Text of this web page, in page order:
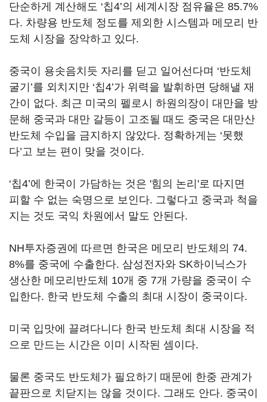
단순하게 계산해도 ‘칩4’의 세계시장 점유율은 85.7%
다. 차량용 반도체 정도를 제외한 시스템과 메모리 반
도체 시장을 장악하고 있다.
중국이 용솟음치듯 자리를 딛고 일어선다며 ‘반도체
굴기’를 외치지만 ‘칩4’가 위력을 발휘하면 당해낼 재
간이 없다. 최근 미국의 펠로시 하원의장이 대만을 방
문해 중국과 대만 갈등이 고조될 때도 중국은 대만산
반도체 수입을 금지하지 않았다. 정확하게는 ‘못했
다’고 보는 편이 맞을 것이다.
‘칩4’에 한국이 가담하는 것은 '힘의 논리'로 따지면
피할 수 없는 숙명으로 보인다. 그렇다고 중국과 척을
지는 것도 국익 차원에서 말도 안된다.
NH투자증권에 따르면 한국은 메모리 반도체의 74.
8%를 중국에 수출한다. 삼성전자와 SK하이닉스가
생산한 메모리반도체 10개 중 7개 가량을 중국이 수
입한다. 한국 반도체 수출의 최대 시장이 중국이다.
미국 입맛에 끌려다니다 한국 반도체 최대 시장을 적
으로 만드는 시간은 이미 시작된 셈이다.
물론 중국도 반도체가 필요하기 때문에 한중 관계가
끝판으로 치닫지는 않을 것이다. 그래도 안다. 중국이